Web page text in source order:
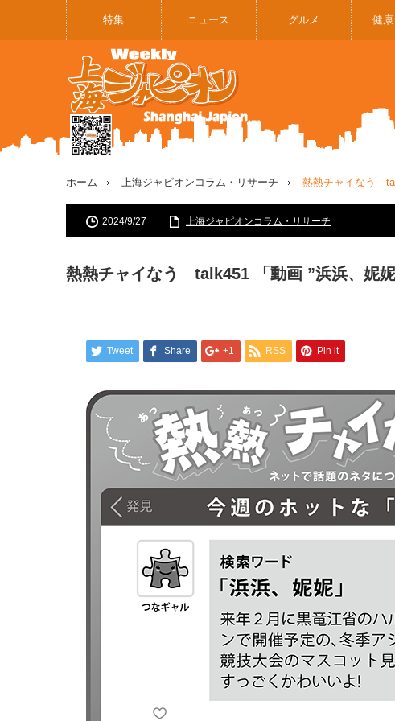
特集 ニュース グルメ 健
ホーム 上海ジャピオンコラム・リサーチ 熱熱チャイなう
2024/9/27 上海ジャピオンコラム・リサーチ
熱熱チャイなう talk451 「動画 ”浜浜、妮妮
Tweet Share +1 RSS Pin it